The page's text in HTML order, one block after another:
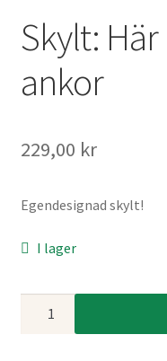
Hemmet
Kuvös
Kampanj
Skylt:
ankor
229,00 kr
Egendesignad skylt!
I lager